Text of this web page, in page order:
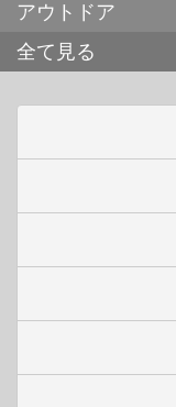
アウトドア
全て見る